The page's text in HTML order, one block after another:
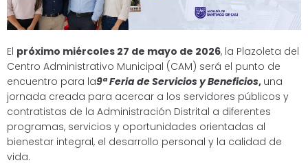
El próximo miércoles 27 de mayo de 2026, la Plazoleta del
Centro Administrativo Municipal (CAM) será el punto de
encuentro para la9ª Feria de Servicios y Beneficios, una
jornada creada para acercar a los servidores públicos y
contratistas de la Administración Distrital a diferentes
programas, servicios y oportunidades orientadas al
bienestar integral, el desarrollo personal y la calidad de
vida.